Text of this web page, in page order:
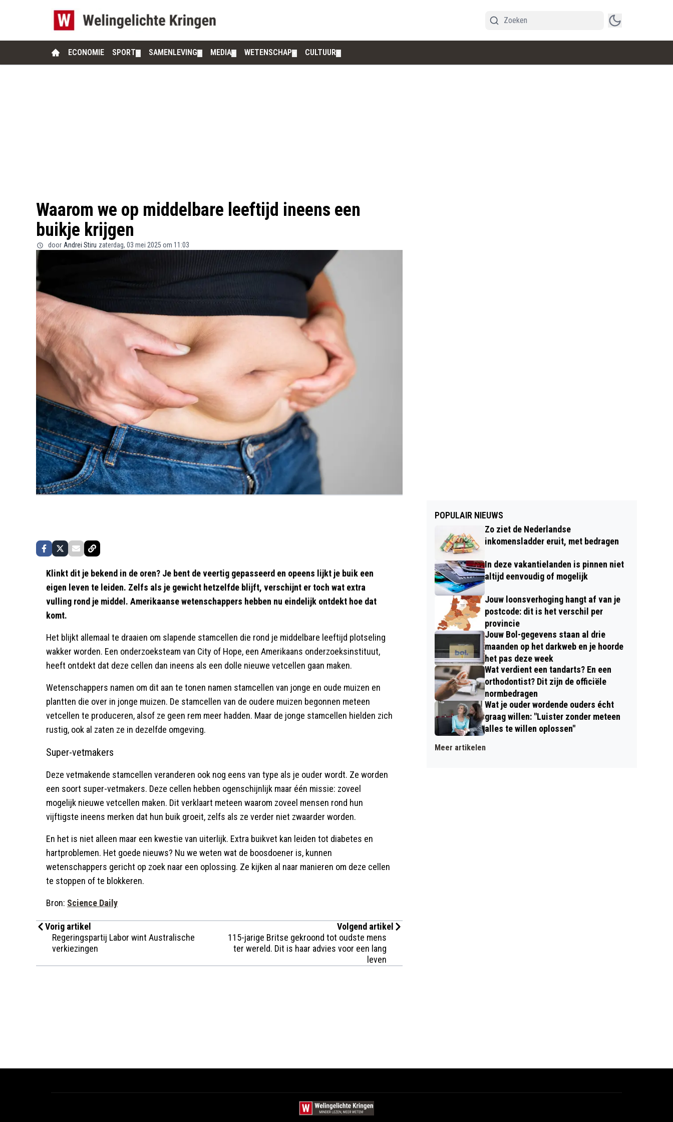
ECONOMIE SPORT SAMENLEVING MEDIA WETENSCHAP CULTUUR
Waarom we op middelbare leeftijd ineens een
buikje krijgen
door Andrei Stiru zaterdag, 03 mei 2025 om 11:03
Klinkt dit je bekend in de oren? Je bent de veertig gepasseerd en opeens lijkt je buik een
eigen leven te leiden. Zelfs als je gewicht hetzelfde blijft, verschijnt er toch wat extra
vulling rond je middel. Amerikaanse wetenschappers hebben nu eindelijk ontdekt hoe dat
komt.
Het blijkt allemaal te draaien om slapende stamcellen die rond je middelbare leeftijd plotseling
wakker worden. Een onderzoeksteam van City of Hope, een Amerikaans onderzoeksinstituut,
heeft ontdekt dat deze cellen dan ineens als een dolle nieuwe vetcellen gaan maken.
Wetenschappers namen om dit aan te tonen namen stamcellen van jonge en oude muizen en
plantten die over in jonge muizen. De stamcellen van de oudere muizen begonnen meteen
vetcellen te produceren, alsof ze geen rem meer hadden. Maar de jonge stamcellen hielden zich
rustig, ook al zaten ze in dezelfde omgeving.
Super-vetmakers
Deze vetmakende stamcellen veranderen ook nog eens van type als je ouder wordt. Ze worden
een soort super-vetmakers. Deze cellen hebben ogenschijnlijk maar één missie: zoveel
mogelijk nieuwe vetcellen maken. Dit verklaart meteen waarom zoveel mensen rond hun
vijftigste ineens merken dat hun buik groeit, zelfs als ze verder niet zwaarder worden.
En het is niet alleen maar een kwestie van uiterlijk. Extra buikvet kan leiden tot diabetes en
hartproblemen. Het goede nieuws? Nu we weten wat de boosdoener is, kunnen
wetenschappers gericht op zoek naar een oplossing. Ze kijken al naar manieren om deze cellen
te stoppen of te blokkeren.
Bron: Science Daily
Vorig artikel
Regeringspartij Labor wint Australische
verkiezingen
Volgend artikel
115-jarige Britse gekroond tot oudste mens
ter wereld. Dit is haar advies voor een lang
leven
POPULAIR NIEUWS
Zo ziet de Nederlandse
inkomensladder eruit, met bedragen
In deze vakantielanden is pinnen niet
altijd eenvoudig of mogelijk
Jouw loonsverhoging hangt af van je
postcode: dit is het verschil per
provincie
Jouw Bol-gegevens staan al drie
maanden op het darkweb en je hoorde
het pas deze week
Wat verdient een tandarts? En een
orthodontist? Dit zijn de officiële
normbedragen
Wat je ouder wordende ouders écht
graag willen: "Luister zonder meteen
alles te willen oplossen"
Meer artikelen